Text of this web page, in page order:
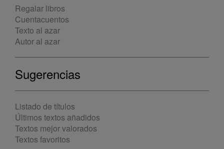
Regalar libros
Cuentacuentos
Texto al azar
Autor al azar
Sugerencias
Listado de títulos
Últimos textos añadidos
Textos mejor valorados
Textos favoritos